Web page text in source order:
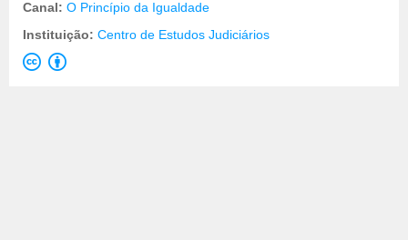
Canal: O Princípio da Igualdade
Instituição: Centro de Estudos Judiciários